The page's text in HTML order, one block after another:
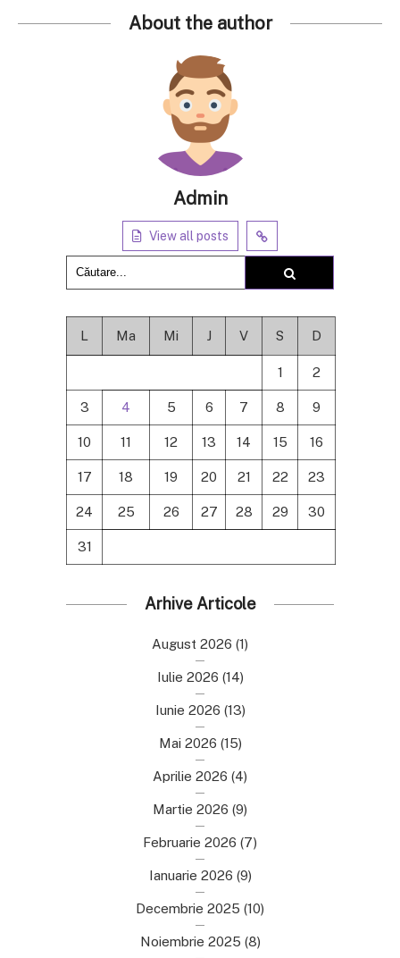
About the author
Admin
View all posts
L Ma Mi J V S D
1 2
3 4 5 6 7 8 9
10 11 12 13 14 15 16
17 18 19 20 21 22 23
24 25 26 27 28 29 30
31
Arhive Articole
August 2026 (1)
Iulie 2026 (14)
Iunie 2026 (13)
Mai 2026 (15)
Aprilie 2026 (4)
Martie 2026 (9)
Februarie 2026 (7)
Ianuarie 2026 (9)
Decembrie 2025 (10)
Noiembrie 2025 (8)